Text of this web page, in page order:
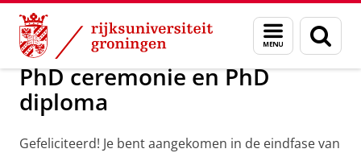
Skip
Content
Skip
Navigation
Menu
en
zoeken
Onderwijs Promotieregeling
PhD ceremonie en PhD
diploma
Gefeliciteerd! Je bent aangekomen in de eindfase van